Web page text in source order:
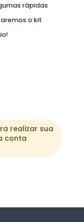
rápidas
o kit
realizar sua
conta